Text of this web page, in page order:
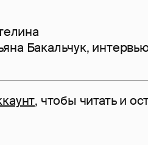
Бакальчук,
, чтобы читать и